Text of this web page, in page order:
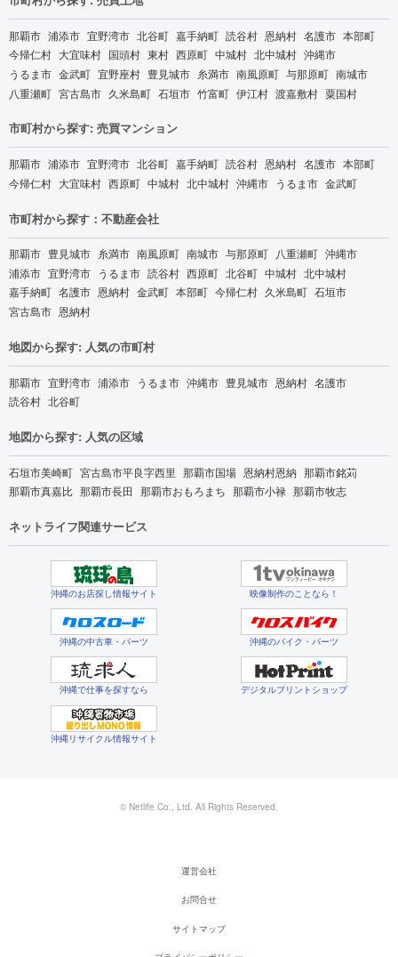
那覇市 浦添市 宜野湾市 北谷町 嘉手納町 読谷村 恩納村 名護市 本部町
今帰仁村 大宜味村 国頭村 東村 西原町 中城村 北中城村 沖縄市
うるま市 金武町 宜野座村 豊見城市 糸満市 南風原町 与那原町 南城市
八重瀬町 宮古島市 久米島町 石垣市 竹富町 伊江村 渡嘉敷村 粟国村
市町村から探す: 売買マンション
那覇市 浦添市 宜野湾市 北谷町 嘉手納町 読谷村 恩納村 名護市 本部町
今帰仁村 大宜味村 西原町 中城村 北中城村 沖縄市 うるま市 金武町
市町村から探す：不動産会社
那覇市 豊見城市 糸満市 南風原町 南城市 与那原町 八重瀬町 沖縄市
浦添市 宜野湾市 うるま市 読谷村 西原町 北谷町 中城村 北中城村
嘉手納町 名護市 恩納村 金武町 本部町 今帰仁村 久米島町 石垣市
宮古島市 恩納村
地図から探す: 人気の市町村
那覇市 宜野湾市 浦添市 うるま市 沖縄市 豊見城市 恩納村 名護市
読谷村 北谷町
地図から探す: 人気の区域
石垣市美崎町 宮古島市平良字西里 那覇市国場 恩納村恩納 那覇市銘苅
那覇市真嘉比 那覇市長田 那覇市おもろまち 那覇市小禄 那覇市牧志
ネットライフ関連サービス
沖縄のお店探し情報サイト 映像制作のことなら！
沖縄の中古車・パーツ 沖縄のバイク・パーツ
沖縄で仕事を探すなら デジタルプリントショップ
沖縄リサイクル情報サイト
© Netlife Co., Ltd. All Rights Reserved.
運営会社
お問合せ
サイトマップ